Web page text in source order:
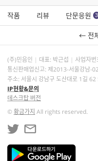
작품 리뷰 단문응원 3
← 전
(주)민음인 대표: 박근섭 사업자번
통신판매업신고: 제2013-서울강남-
주소: 서울시 강남구 도산대로 1길 62
IP현황&문의
데스크탑 버전
©황금가지 All rights reserved.